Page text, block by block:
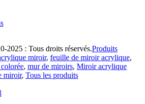
2025 : Tous droits réservés.Produits
miroir, feuille de miroir acrylique,
, mur de miroirs, Miroir acrylique
miroir, Tous les produits